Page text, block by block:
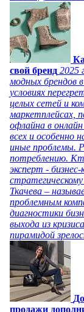
свой бренд 2025
модных брендов
условиях
целых сетей и
маркетплейсах,
офлайна в
всех и особенно
иные проблемы.
потреблению.
эксперт -
Ткачева –
проблемным
диагностики
выхода из
пирамидой
продажи